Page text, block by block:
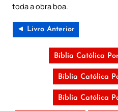
toda a obra boa.
◄ Livro Anterior
Bíblia Católica
Bíblia Católica
Bíblia Católica